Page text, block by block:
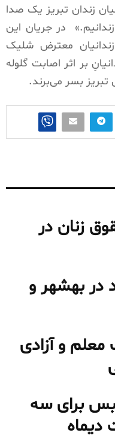
زندان تبریز یک صدا
در جریان این
معترض شلیک
۱۲ نفر از زندانیانِ بر اثر اصابت گلوله
تبریز بسر می‌برند.
زنان در
در بهشهر و
و آزادی
برای سه
دیماه